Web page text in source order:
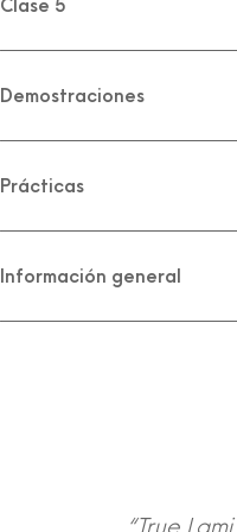
Clase 5
Demostraciones
Prácticas
Información general